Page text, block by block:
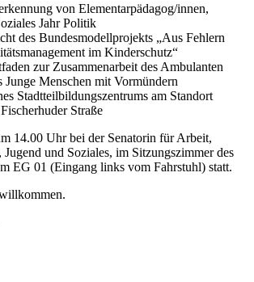
von Elementarpädagog/innen,
Jahr Politik
des Bundesmodellprojekts „Aus Fehlern
im Kinderschutz“
zur Zusammenarbeit des Ambulanten
Junge Menschen mit Vormündern
Stadtteilbildungszentrums am Standort
Straße
14.00 Uhr bei der Senatorin für Arbeit,
Jugend und Soziales, im Sitzungszimmer des
EG 01 (Eingang links vom Fahrstuhl) statt.